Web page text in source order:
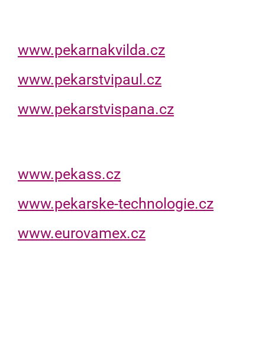
www.pekarnakvilda.cz
www.pekarstvipaul.cz
www.pekarstvispana.cz
www.pekass.cz
www.pekarske-technologie.cz
www.eurovamex.cz